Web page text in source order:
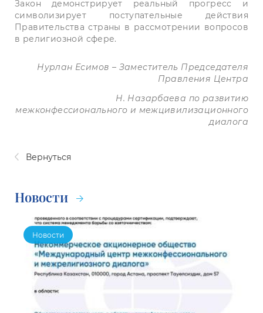
Закон демонстрирует реальный прогресс и
символизирует поступательные действия
Правительства страны в рассмотрении вопросов
в религиозной сфере.
Нурлан Есимов – Заместитель Председателя
Правления Центра
Н. Назарбаева по развитию
межконфессионального и межцивилизационного
диалога
Вернуться
Новости
Новости